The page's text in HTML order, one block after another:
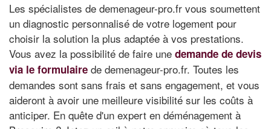
Les spécialistes de demenageur-pro.fr vous soumettent
un diagnostic personnalisé de votre logement pour
choisir la solution la plus adaptée à vos prestations.
Vous avez la possibilité de faire une demande de devis
via le formulaire de demenageur-pro.fr. Toutes les
demandes sont sans frais et sans engagement, et vous
aideront à avoir une meilleure visibilité sur les coûts à
anticiper. En quête d'un expert en déménagement à